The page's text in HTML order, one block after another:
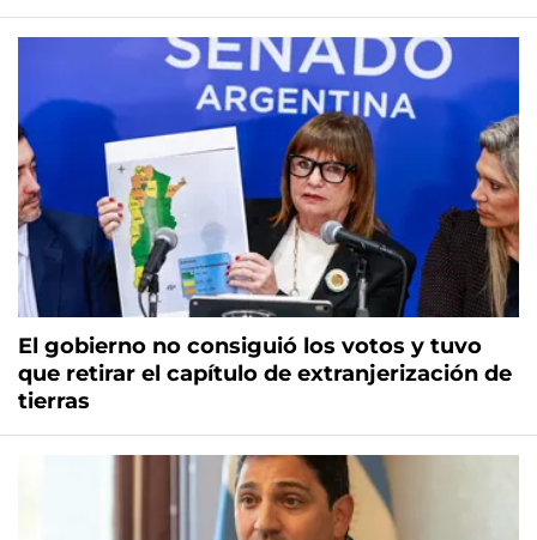
El gobierno no consiguió los votos y tuvo
que retirar el capítulo de extranjerización de
tierras